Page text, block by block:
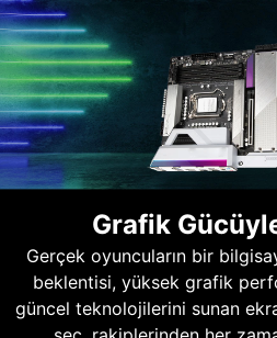
Grafik
Gerçek oyuncuların bir
beklentisi, yüksek grafik
güncel teknolojilerini sunan